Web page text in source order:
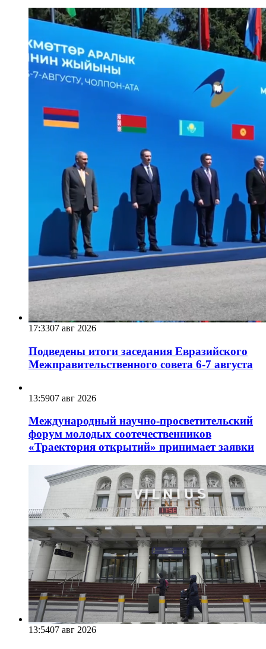
17:3307 авг 2026
Подведены итоги заседания Евразийского
Межправительственного совета 6-7 августа
13:5907 авг 2026
Международный научно-просветительский
форум молодых соотечественников
«Траектория открытий» принимает заявки
13:5407 авг 2026